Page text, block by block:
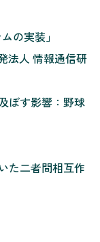
の実装」
法人 情報通信研
ぼす影響：野球
た二者間相互作